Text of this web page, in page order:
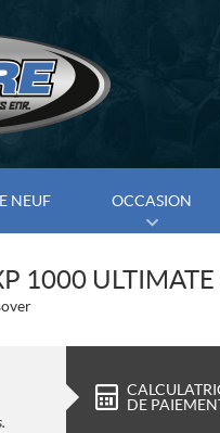
NEUF OCCASION
1000
DE